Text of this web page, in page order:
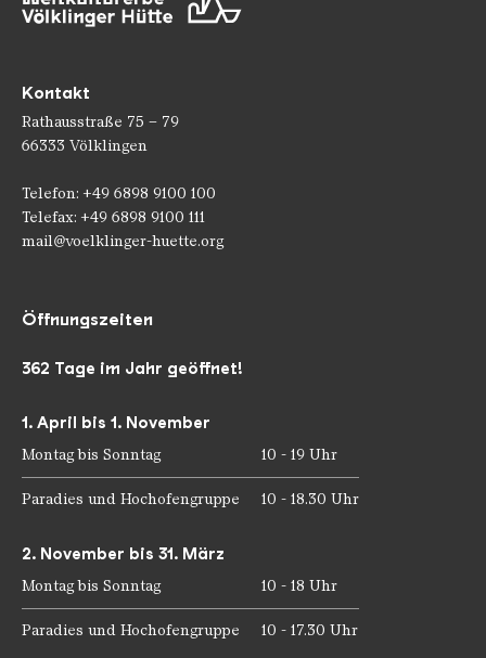
Kontakt
Rathausstraße 75 – 79
66333 Völklingen
Telefon: +49 6898 9100 100
Telefax: +49 6898 9100 111
mail@voelklinger-huette.org
Öffnungszeiten
362 Tage im Jahr geöffnet!
1. April bis 1. November
Montag bis Sonntag 10 - 19 Uhr
Paradies und Hochofengruppe 10 - 18.30 Uhr
2. November bis 31. März
Montag bis Sonntag 10 - 18 Uhr
Paradies und Hochofengruppe 10 - 17.30 Uhr